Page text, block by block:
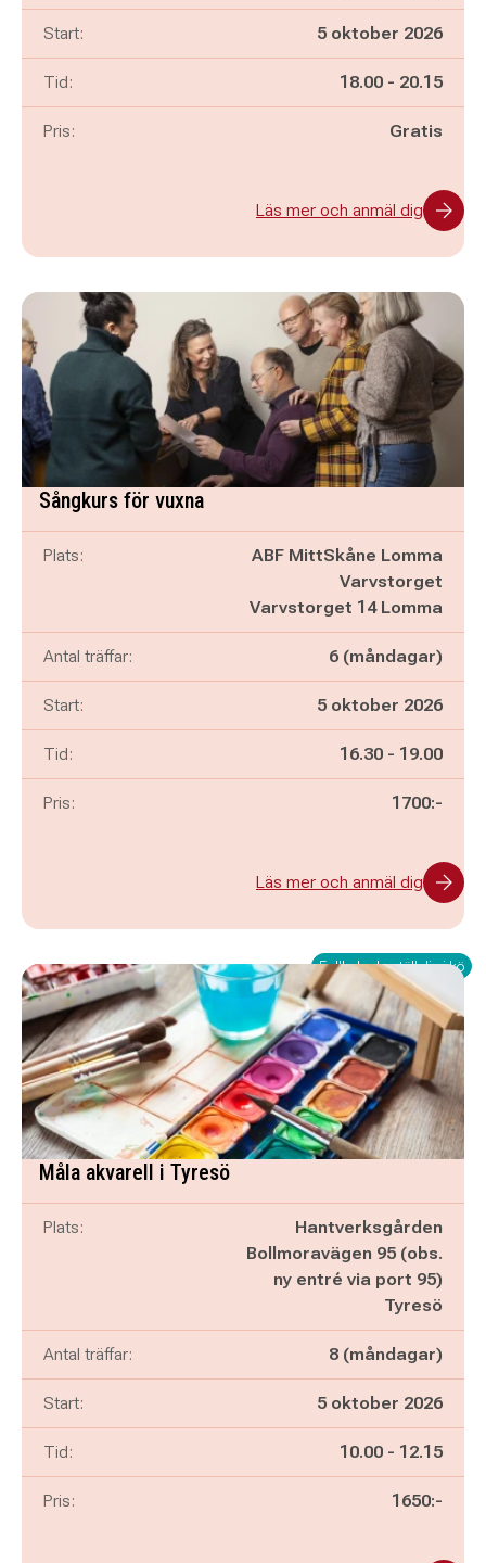
Start: 5 oktober 2026
Tid: Pågår mellan
18.00 - och
20.15
Pris: Gratis
Läs mer och anmäl dig
Sångkurs för vuxna
Plats:
ABF MittSkåne Lomma
Varvstorget
Varvstorget 14 Lomma
Antal träffar: 6 (måndagar)
Start: 5 oktober 2026
Tid: Pågår mellan
16.30 - och
19.00
Pris: 1700:-
Läs mer och anmäl dig
Fullbokad - ställ dig i kö
Måla akvarell i Tyresö
Plats:
Hantverksgården
Bollmoravägen 95 (obs.
ny entré via port 95)
Tyresö
Antal träffar: 8 (måndagar)
Start: 5 oktober 2026
Tid: Pågår mellan
10.00 - och
12.15
Pris: 1650:-